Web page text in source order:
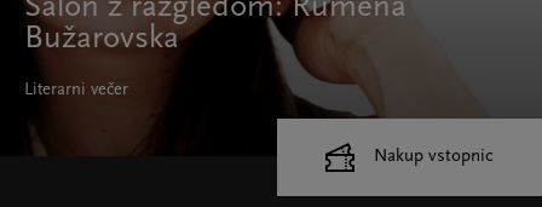
Salon z razgledom: Rumena
Bužarovska
Literarni večer
Nakup vstopnic